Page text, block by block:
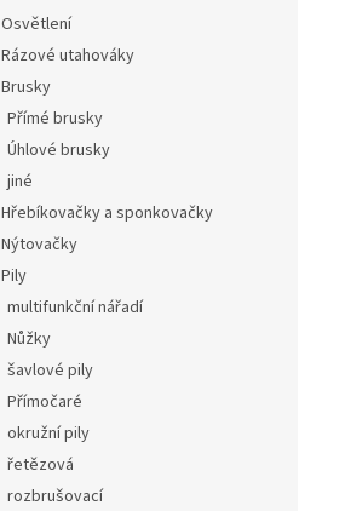
Osvětlení
Rázové utahováky
Brusky
Přímé brusky
Úhlové brusky
jiné
Hřebíkovačky a sponkovačky
Nýtovačky
Pily
multifunkční nářadí
Nůžky
šavlové pily
Přímočaré
okružní pily
řetězová
rozbrušovací